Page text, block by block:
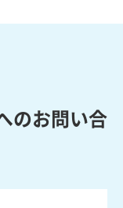
のお問い合